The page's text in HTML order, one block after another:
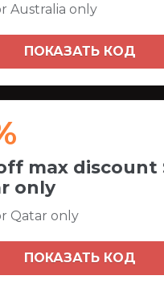
Australia only
ПОКАЗАТЬ КОД
max discount
only
Qatar only
ПОКАЗАТЬ КОД